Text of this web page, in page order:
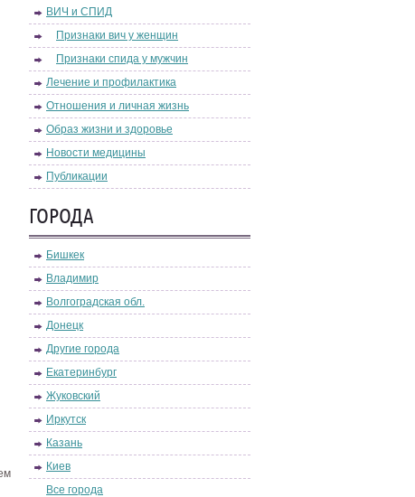
ВИЧ и СПИД
Признаки вич у женщин
Признаки спида у мужчин
Лечение и профилактика
Отношения и личная жизнь
Образ жизни и здоровье
Новости медицины
Публикации
ГОРОДА
Бишкек
Владимир
Волгоградская обл.
Донецк
Другие города
Екатеринбург
Жуковский
Иркутск
Казань
Киев
Все города